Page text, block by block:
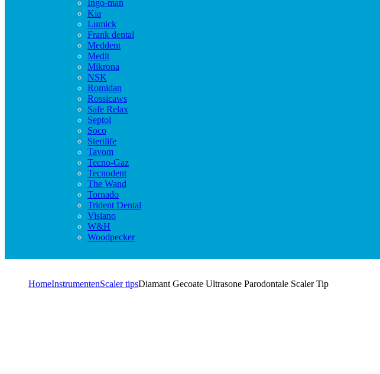
Ingo-man
Kia
Lumick
Frank dental
Meddent
Medit
Mikrona
NSK
Romidan
Rossicaws
Safe Relax
Septol
Soco
Sterilife
Tavom
Tecno-Gaz
Tecnodent
The Wand
Tornado
Trident Dental
Visiano
W&H
Woodpecker
HomeInstrumentenScaler tipsDiamant Gecoate Ultrasone Parodontale Scaler Tip